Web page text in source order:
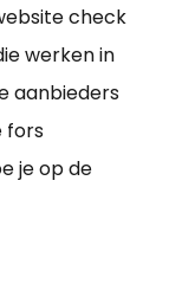
check
werken in
aanbieders
fors
je op de